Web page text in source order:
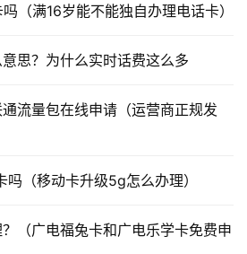
（满16岁能不能独自办理电话卡）
思？为什么实时话费这么多
流量包在线申请（运营商正规发
（移动卡升级5g怎么办理）
（广电福兔卡和广电乐学卡免费申